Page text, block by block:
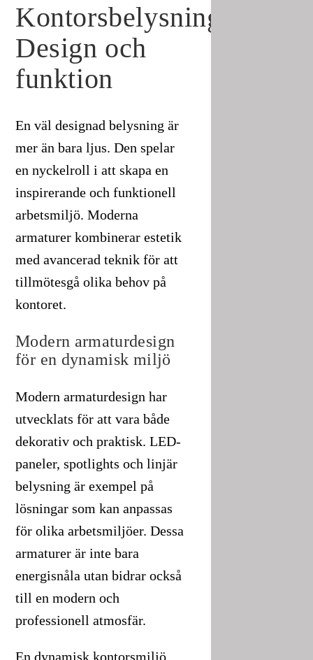
Kontorsbelysning:
Design och
funktion
En väl designad belysning är
mer än bara ljus. Den spelar
en nyckelroll i att skapa en
inspirerande och funktionell
arbetsmiljö. Moderna
armaturer kombinerar estetik
med avancerad teknik för att
tillmötesgå olika behov på
kontoret.
Modern armaturdesign
för en dynamisk miljö
Modern armaturdesign har
utvecklats för att vara både
dekorativ och praktisk. LED-
paneler, spotlights och linjär
belysning är exempel på
lösningar som kan anpassas
för olika arbetsmiljöer. Dessa
armaturer är inte bara
energisnåla utan bidrar också
till en modern och
professionell atmosfär.
En dynamisk kontorsmiljö